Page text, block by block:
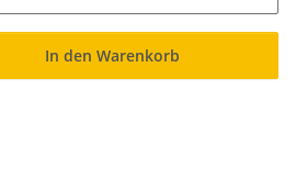
In den Warenkorb